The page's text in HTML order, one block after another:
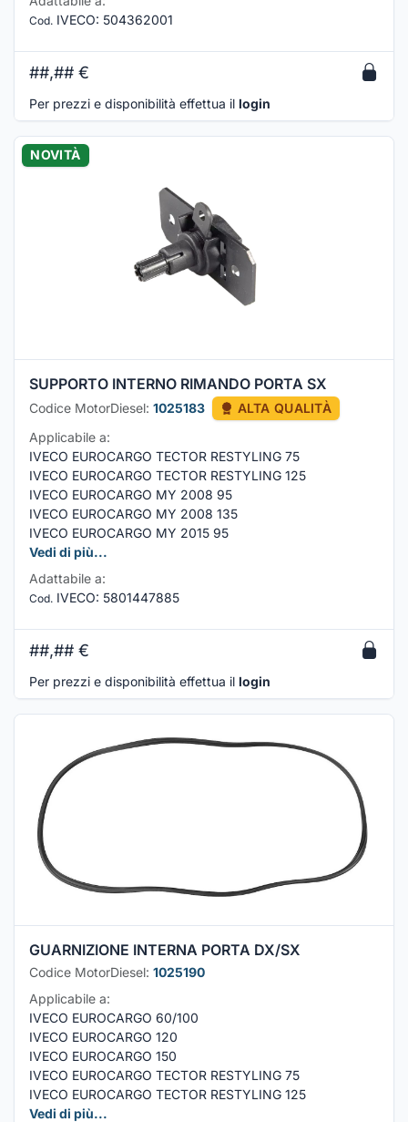
Cod. IVECO: 504362001
##,## €
Per prezzi e disponibilità effettua il login
NOVITÀ
SUPPORTO INTERNO RIMANDO PORTA SX
Codice MotorDiesel: 1025183
ALTA QUALITÀ
Applicabile a:
IVECO EUROCARGO TECTOR RESTYLING 75
IVECO EUROCARGO TECTOR RESTYLING 125
IVECO EUROCARGO MY 2008 95
IVECO EUROCARGO MY 2008 135
IVECO EUROCARGO MY 2015 95
Vedi di più...
Adattabile a:
Cod. IVECO: 5801447885
##,## €
Per prezzi e disponibilità effettua il login
GUARNIZIONE INTERNA PORTA DX/SX
Codice MotorDiesel: 1025190
Applicabile a:
IVECO EUROCARGO 60/100
IVECO EUROCARGO 120
IVECO EUROCARGO 150
IVECO EUROCARGO TECTOR RESTYLING 75
IVECO EUROCARGO TECTOR RESTYLING 125
Vedi di più...